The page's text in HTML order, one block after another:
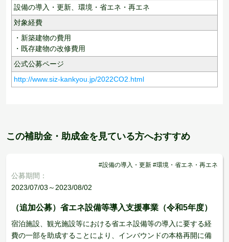
設備の導入・更新、 環境・省エネ・再エネ
対象経費
・新築建物の費用
・既存建物の改修費用
公式公募ページ
http://www.siz-kankyou.jp/2022CO2.html
この補助金・助成金を見ている方へおすすめ
#設備の導入・更新 #環境・省エネ・再エネ
公募期間：
2023/07/03～2023/08/02
（追加公募）省エネ設備等導入支援事業（令和5年度）
宿泊施設、観光施設等における省エネ設備等の導入に要する経
費の一部を助成することにより、インバウンドの本格再開に備